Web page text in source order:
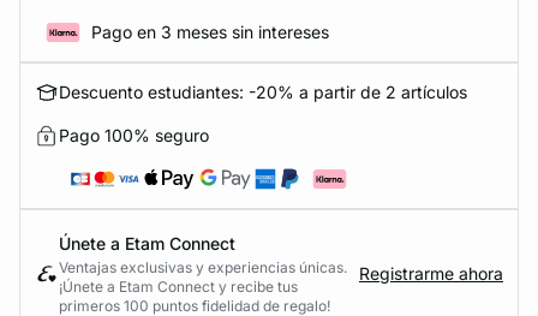
Pago en 3 meses sin intereses
Descuento estudiantes: -20% a partir de 2 artículos
Pago 100% seguro
Únete a Etam Connect
Ventajas exclusivas y experiencias únicas.
¡Únete a Etam Connect y recibe tus
primeros 100 puntos fidelidad de regalo!
Registrarme ahora